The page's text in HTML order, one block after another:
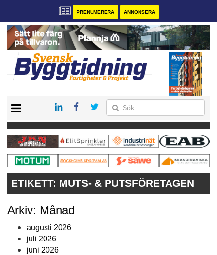
PRENUMERERA ANNONSERA
PRENUMERERA
VÅRA ANDRA MAGASIN
ANNONSERA
KONTAKT
ETIKETT: MUTS- & PUTSFÖRETAGEN
Arkiv: Månad
augusti 2026
juli 2026
juni 2026